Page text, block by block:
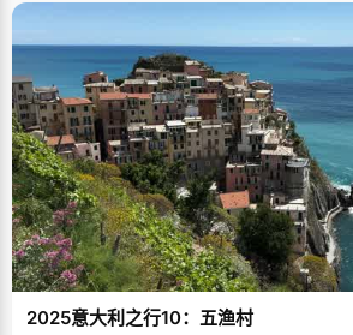
2025意大利之行10：五渔村